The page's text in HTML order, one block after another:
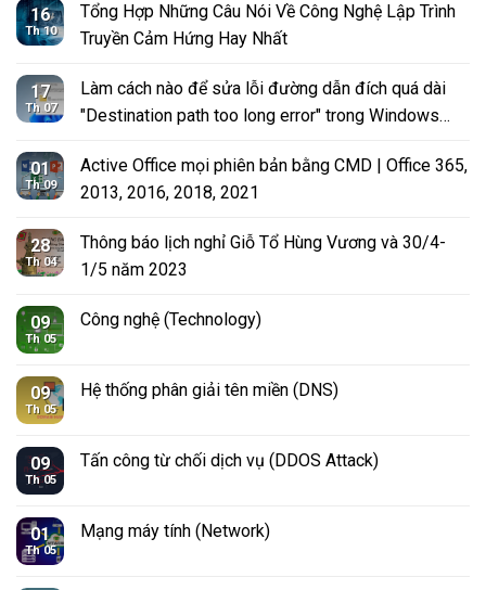
16
Th 10
Tổng Hợp Những Câu Nói Về Công Nghệ Lập Trình
Truyền Cảm Hứng Hay Nhất
17
Th 07
Làm cách nào để sửa lỗi đường dẫn đích quá dài
"Destination path too long error" trong Windows
01
Th 09
Active Office mọi phiên bản bằng CMD | Office 365,
2013, 2016, 2018, 2021
28
Th 04
Thông báo lịch nghỉ Giỗ Tổ Hùng Vương và 30/4-
1/5 năm 2023
09
Th 05
Công nghệ (Technology)
09
Th 05
Hệ thống phân giải tên miền (DNS)
09
Th 05
Tấn công từ chối dịch vụ (DDOS Attack)
01
Th 05
Mạng máy tính (Network)